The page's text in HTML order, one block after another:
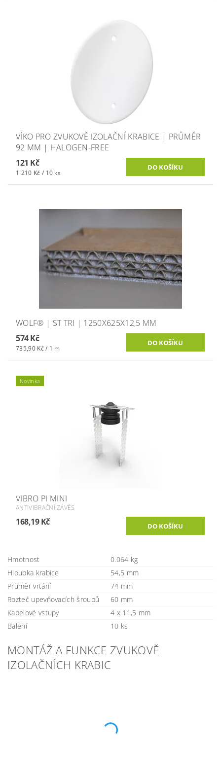
VÍKO PRO ZVUKOVĚ IZOLAČNÍ KRABICE | PRŮMĚR
92 MM | HALOGEN-FREE
121 Kč
1 210 Kč / 10 ks
WOLF® | ST TRI | 1250X625X12,5 MM
574 Kč
735,90 Kč / 1 m
Novinka
VIBRO PI MINI
ANTIVIBRAČNÍ ZÁVĚS
168,19 Kč
Hmotnost
0.064 kg
Hloubka krabice
54,5 mm
Průměr vrtání
74 mm
Rozteč upevňovacích šroubů
60 mm
Kabelové vstupy
4 x 11,5 mm
Balení
10 ks
MONTÁŽ A FUNKCE ZVUKOVĚ
IZOLAČNÍCH KRABIC